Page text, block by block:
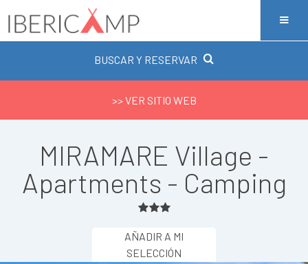
BUSCAR Y RESERVAR
>> VER SITIO WEB
MIRAMARE Village -
Apartments - Camping
AÑADIR A MI
SELECCIÓN